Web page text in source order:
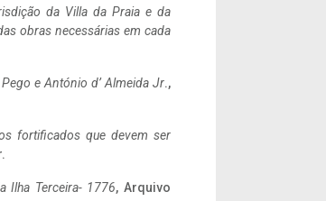
da Villa da Praia e da
obras necessárias em cada
e António d’ Almeida Jr.,
fortificados que devem ser
Ilha Terceira- 1776, Arquivo